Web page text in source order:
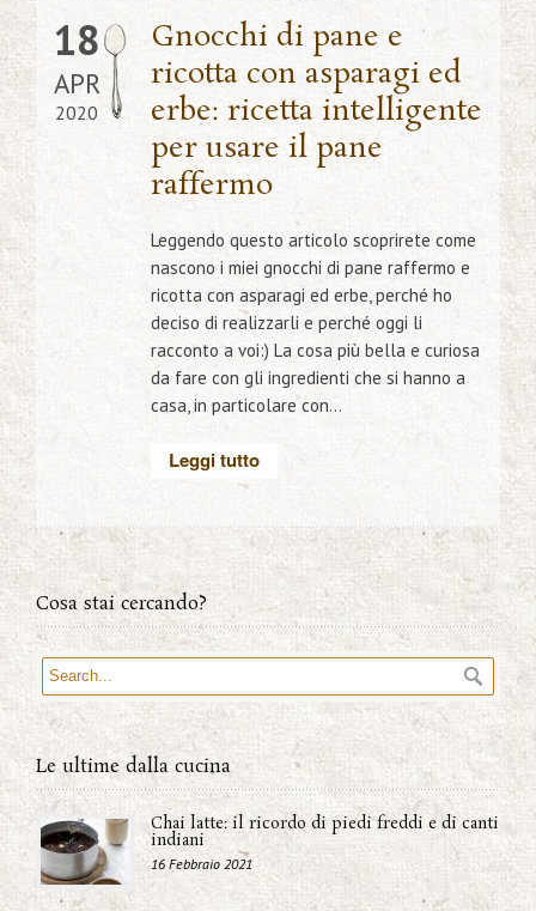
18
APR
2020
Gnocchi di pane e
ricotta con asparagi ed
erbe: ricetta intelligente
per usare il pane
raffermo
Leggendo questo articolo scoprirete come
nascono i miei gnocchi di pane raffermo e
ricotta con asparagi ed erbe, perché ho
deciso di realizzarli e perché oggi li
racconto a voi:) La cosa più bella e curiosa
da fare con gli ingredienti che si hanno a
casa, in particolare con...
Leggi tutto
Cosa stai cercando?
Le ultime dalla cucina
Chai latte: il ricordo di piedi freddi e di canti
indiani
16 Febbraio 2021